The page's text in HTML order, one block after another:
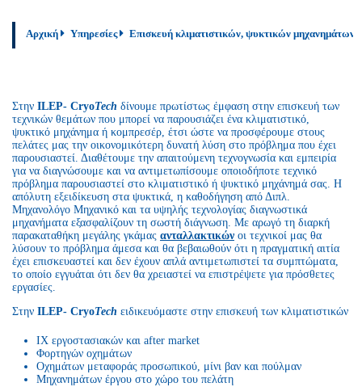
Αρχική Υπηρεσίες Επισκευή κλιματιστικών, ψυκτικών μηχανημάτων
Στην ILEP- CryoTech δίνουμε πρωτίστως έμφαση στην επισκευή των
τεχνικών θεμάτων που μπορεί να παρουσιάζει ένα κλιματιστικό,
ψυκτικό μηχάνημα ή κομπρεσέρ, έτσι ώστε να προσφέρουμε στους
πελάτες μας την οικονομικότερη δυνατή λύση στο πρόβλημα που έχει
παρουσιαστεί. Διαθέτουμε την απαιτούμενη τεχνογνωσία και εμπειρία
για να διαγνώσουμε και να αντιμετωπίσουμε οποιοδήποτε τεχνικό
πρόβλημα παρουσιαστεί στο κλιματιστικό ή ψυκτικό μηχάνημά σας. Η
απόλυτη εξειδίκευση στα ψυκτικά, η καθοδήγηση από Διπλ.
Μηχανολόγο Μηχανικό και τα υψηλής τεχνολογίας διαγνωστικά
μηχανήματα εξασφαλίζουν τη σωστή διάγνωση. Με αρωγό τη διαρκή
παρακαταθήκη μεγάλης γκάμας ανταλλακτικών οι τεχνικοί μας θα
λύσουν το πρόβλημα άμεσα και θα βεβαιωθούν ότι η πραγματική αιτία
έχει επισκευαστεί και δεν έχουν απλά αντιμετωπιστεί τα συμπτώματα,
το οποίο εγγυάται ότι δεν θα χρειαστεί να επιστρέψετε για πρόσθετες
εργασίες.
Στην ILEP- CryoTech ειδικευόμαστε στην επισκευή των κλιματιστικών
ΙΧ εργοστασιακών και after market
Φορτηγών οχημάτων
Οχημάτων μεταφοράς προσωπικού, μίνι βαν και πούλμαν
Μηχανημάτων έργου στο χώρο του πελάτη